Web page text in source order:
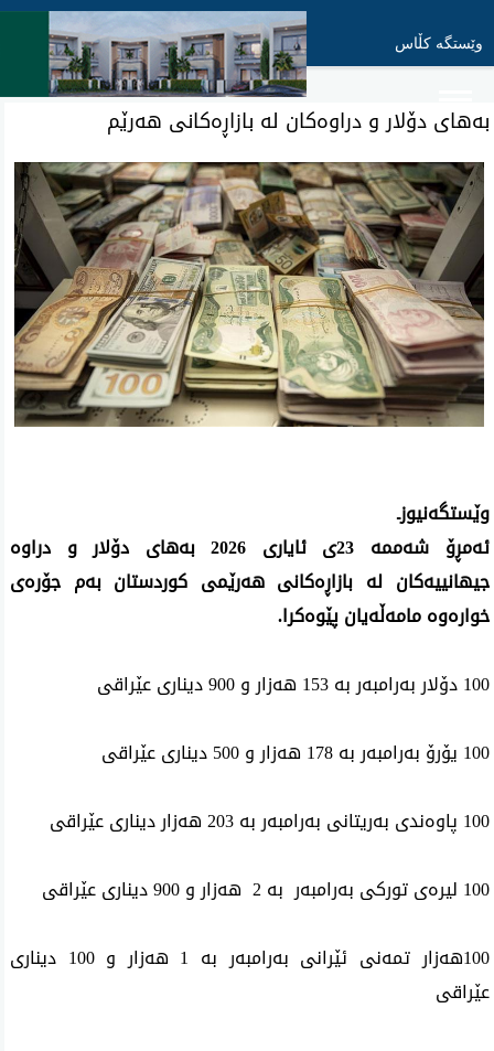
وێستگە کڵاس
به‌های دۆلار و دراوه‌كان له‌ بازاڕه‌كانی هه‌رێم
وێستگه‌نیوزـ
ئه‌مڕۆ شه‌ممه‌ 23ی ئایاری‌ 2026 به‌های دۆلار و دراوه‌
جیهانییه‌كان له‌ بازاڕه‌كانی هه‌رێمی كوردستان به‌م جۆره‌ی
خواره‌وه‌ مامه‌ڵه‌یان پێوه‌كرا.
100 دۆلار به‌رامبه‌ر به‌ 153 هه‌زار و 900 دیناری عێراقی
100 یۆرۆ به‌رامبه‌ر به‌ 178 هه‌زار و 500 دیناری عێراقی
100 پاوه‌ندی به‌ریتانی به‌رامبه‌ر به‌ 203 هه‌زار دیناری عێراقی
100 لیره‌ی‌ توركی‌ به‌رامبه‌ر به‌ 2 هه‌زار و 900 دیناری‌ عێراقی‌
100ھه‌زار تمه‌نی ئێرانی به‌رامبه‌ر به‌ 1 هه‌زار و 100 دیناری
عێراقی